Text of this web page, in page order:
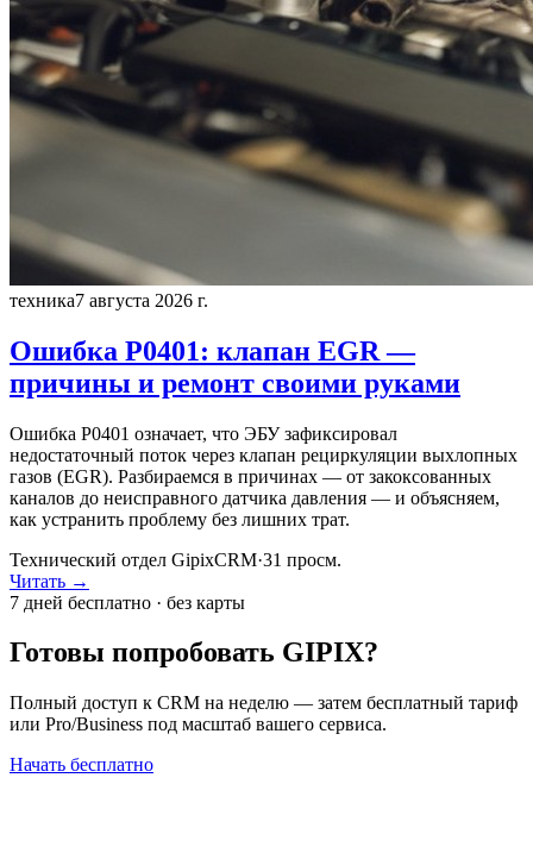
техника7 августа 2026 г.
Ошибка P0401: клапан EGR —
причины и ремонт своими руками
Ошибка P0401 означает, что ЭБУ зафиксировал
недостаточный поток через клапан рециркуляции выхлопных
газов (EGR). Разбираемся в причинах — от закоксованных
каналов до неисправного датчика давления — и объясняем,
как устранить проблему без лишних трат.
Технический отдел GipixCRM·31 просм.
Читать →
7 дней бесплатно · без карты
Готовы попробовать GIPIX?
Полный доступ к CRM на неделю — затем бесплатный тариф
или Pro/Business под масштаб вашего сервиса.
Начать бесплатно